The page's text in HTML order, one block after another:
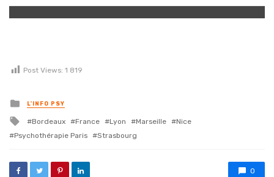
Post Views: 1 819
Posted in
L'INFO PSY
Tagged with
Bordeaux France Lyon Marseille
Nice
Psychothérapie Paris
Strasbourg
0